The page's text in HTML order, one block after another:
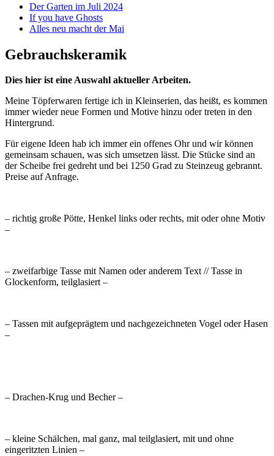
Der Garten im Juli 2024
If you have Ghosts
Alles neu macht der Mai
Gebrauchskeramik
Dies hier ist eine Auswahl aktueller Arbeiten.
Meine Töpferwaren fertige ich in Kleinserien, das heißt, es kommen
immer wieder neue Formen und Motive hinzu oder treten in den
Hintergrund.
Für eigene Ideen hab ich immer ein offenes Ohr und wir können
gemeinsam schauen, was sich umsetzen lässt. Die Stücke sind an
der Scheibe frei gedreht und bei 1250 Grad zu Steinzeug gebrannt.
Preise auf Anfrage.
– richtig große Pötte, Henkel links oder rechts, mit oder ohne Motiv
–
– zweifarbige Tasse mit Namen oder anderem Text // Tasse in
Glockenform, teilglasiert –
– Tassen mit aufgeprägtem und nachgezeichneten Vogel oder Hasen
–
– Drachen-Krug und Becher –
– kleine Schälchen, mal ganz, mal teilglasiert, mit und ohne
eingeritzten Linien –